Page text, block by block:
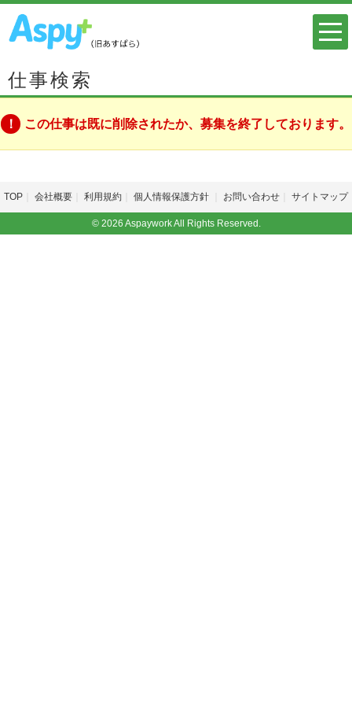
仕事検索
この仕事は既に削除されたか、募集を終了しております。
TOP 会社概要 利用規約 個人情報保護方針 お問い合わせ サイトマップ
© 2026 Aspaywork All Rights Reserved.